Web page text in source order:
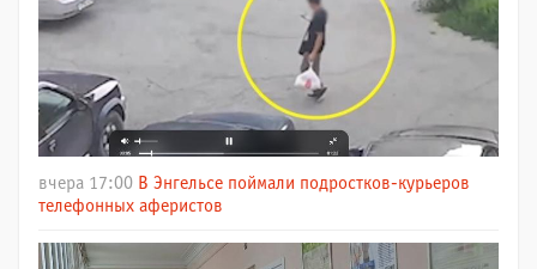
вчера 17:00 В Энгельсе поймали подростков-курьеров
телефонных аферистов